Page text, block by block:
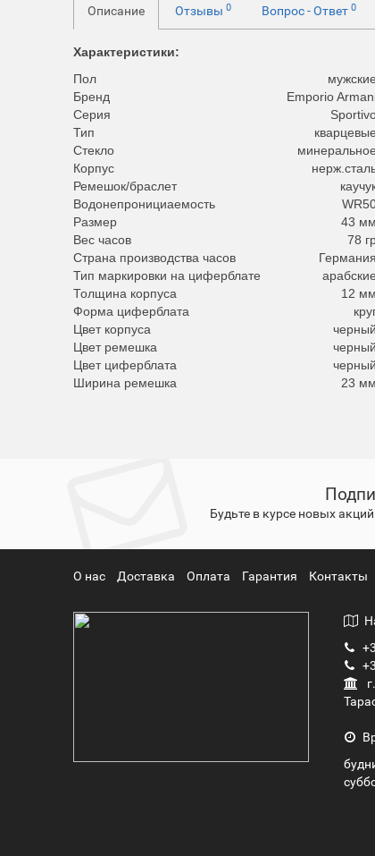
Описание Отзывы0 Вопрос - Ответ0
Характеристики:
Пол
мужские
Бренд
Emporio
Серия
Тип
кварцевые
Стекло
минеральное
Корпус
Ремешок/браслет
Водонепронициаемость
Размер
43 мм
Вес часов
78
Страна производства часов
Германия
Тип маркировки на циферблате
арабские
Толщина корпуса
12 мм
Форма циферблата
Цвет корпуса
черный
Цвет ремешка
черный
Цвет циферблата
черный
Ширина ремешка
23 мм
Будьте в курсе новых
О нас Доставка Оплата Гарантия Контакты